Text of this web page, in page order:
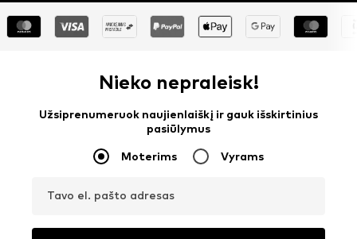
Nieko nepraleisk!
Užsiprenumeruok naujienlaiškį ir gauk išskirtinius
pasiūlymus
Moterims Vyrams
Tavo el. pašto adresas